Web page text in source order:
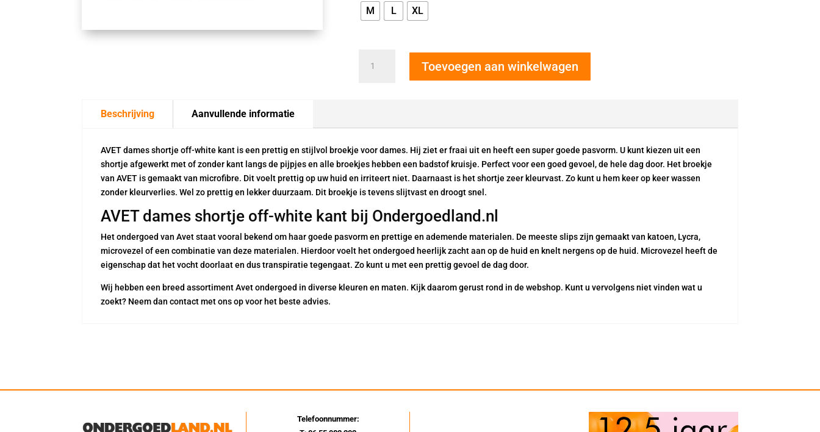
M L XL
dames
kant
aantal
Toevoegen aan winkelwagen
Beschrijving Aanvullende informatie
AVET dames shortje off-white kant is een prettig en stijlvol broekje voor dames. Hij ziet er fraai uit en heeft een super goede pasvorm. U kunt kiezen uit een
shortje afgewerkt met of zonder kant langs de pijpjes en alle broekjes hebben een badstof kruisje. Perfect voor een goed gevoel, de hele dag door. Het broekje
van AVET is gemaakt van microfibre. Dit voelt prettig op uw huid en irriteert niet. Daarnaast is het shortje zeer kleurvast. Zo kunt u hem keer op keer wassen
zonder kleurverlies. Wel zo prettig en lekker duurzaam. Dit broekje is tevens slijtvast en droogt snel.
AVET dames shortje off-white kant bij Ondergoedland.nl
Het ondergoed van Avet staat vooral bekend om haar goede pasvorm en prettige en ademende materialen. De meeste slips zijn gemaakt van katoen, Lycra,
microvezel of een combinatie van deze materialen. Hierdoor voelt het ondergoed heerlijk zacht aan op de huid en knelt nergens op de huid. Microvezel heeft de
eigenschap dat het vocht doorlaat en dus transpiratie tegengaat. Zo kunt u met een prettig gevoel de dag door.
Wij hebben een breed assortiment Avet ondergoed in diverse kleuren en maten. Kijk daarom gerust rond in de webshop. Kunt u vervolgens niet vinden wat u
zoekt? Neem dan contact met ons op voor het beste advies.
Telefoonnummer: